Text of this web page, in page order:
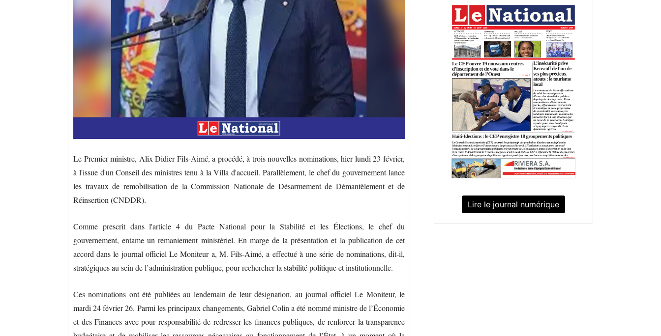
Le Premier ministre, Alix Didier Fils-Aimé, a procédé, à trois nouvelles nominations, hier lundi 23 février,
à l'issue d'un Conseil des ministres tenu à la Villa d'accueil. Parallèlement, le chef du gouvernement lance
les travaux de remobilisation de la Commission Nationale de Désarmement de Démantèlement et de
Réinsertion (CNDDR).
Comme prescrit dans l'article 4 du Pacte National pour la Stabilité et les Élections, le chef du
gouvernement, entame un remaniement ministériel. En marge de la présentation et la publication de cet
accord dans le journal officiel Le Moniteur a, M. Fils-Aimé, a effectué à une série de nominations, dit-il,
stratégiques au sein de l’administration publique, pour rechercher la stabilité politique et institutionnelle.
Ces nominations ont été publiées au lendemain de leur désignation, au journal officiel Le Moniteur, le
mardi 24 février 26. Parmi les principaux changements, Gabriel Colin a été nommé ministre de l’Économie
et des Finances avec pour responsabilité de redresser les finances publiques, de renforcer la transparence
Lire le journal numérique